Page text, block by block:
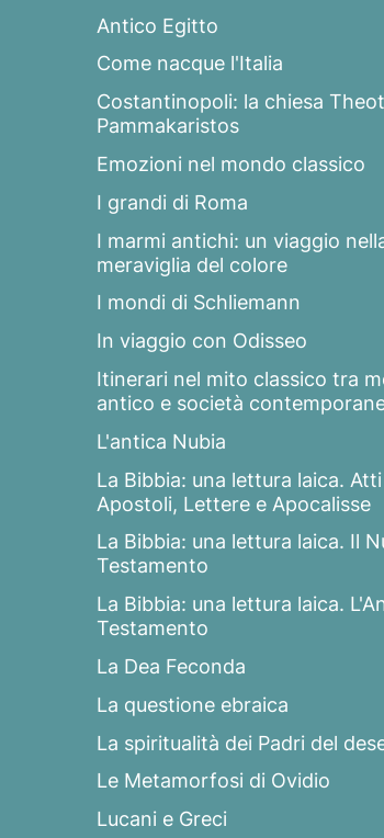
Antico Egitto
Come nacque l'Italia
Costantinopoli: la chiesa
Pammakaristos
Emozioni nel mondo classico
I grandi di Roma
I marmi antichi: un viaggio
meraviglia del colore
I mondi di Schliemann
In viaggio con Odisseo
Itinerari nel mito classico tra
antico e società
L'antica Nubia
La Bibbia: una lettura laica.
Apostoli, Lettere e Apocalisse
La Bibbia: una lettura laica. Il
Testamento
La Bibbia: una lettura laica.
Testamento
La Dea Feconda
La questione ebraica
La spiritualità dei Padri del
Le Metamorfosi di Ovidio
Lucani e Greci